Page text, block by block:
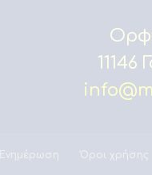
11146
Ενημέρωση Όροι χρήσης